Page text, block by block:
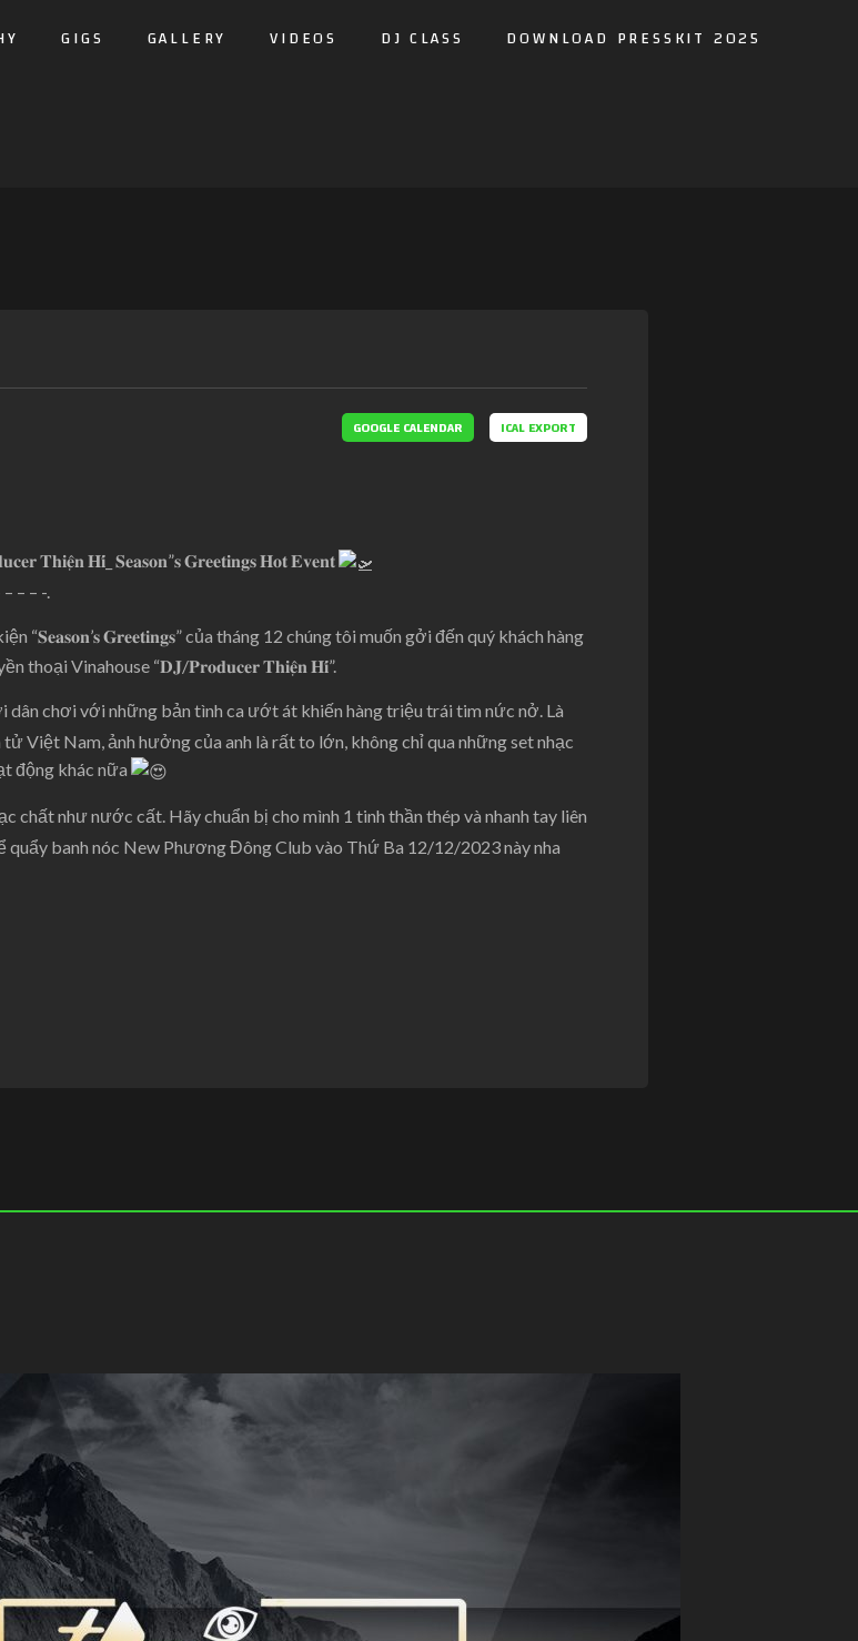
GIGS GALLERY VIDEOS DJ CLASS DOWNLOAD PRESSKIT 2025
GOOGLE CALENDAR ICAL EXPORT
𝐓𝐡𝐢𝐞̣̂𝐧 𝐇𝐢́_ 𝐒𝐞𝐚𝐬𝐨𝐧”𝐬 𝐆𝐫𝐞𝐞𝐭𝐢𝐧𝐠𝐬 𝐇𝐨𝐭 𝐄𝐯𝐞𝐧𝐭
– – -.
𝐆𝐫𝐞𝐞𝐭𝐢𝐧𝐠𝐬” của tháng 12 chúng tôi muốn gởi đến quý khách hàng
thoại Vinahouse “𝐃𝐉/𝐏𝐫𝐨𝐝𝐮𝐜𝐞𝐫 𝐓𝐡𝐢𝐞̣̂𝐧 𝐇𝐢́”.
dân chơi với những bản tình ca ướt át khiến hàng triệu trái tim nức nở. Là
Việt Nam, ảnh hưởng của anh là rất to lớn, không chỉ qua những set nhạc
động khác nữa
chất như nước cất. Hãy chuẩn bị cho mình 1 tinh thần thép và nhanh tay liên
quẩy banh nóc New Phương Đông Club vào Thứ Ba 12/12/2023 này nha